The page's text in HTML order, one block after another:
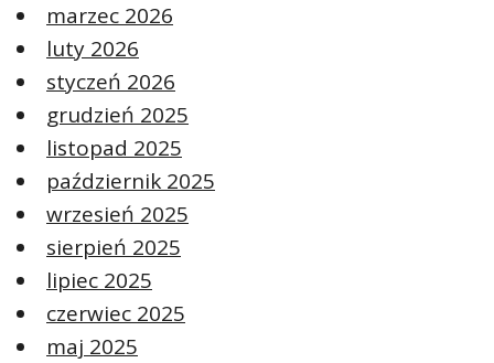
marzec 2026
luty 2026
styczeń 2026
grudzień 2025
listopad 2025
październik 2025
wrzesień 2025
sierpień 2025
lipiec 2025
czerwiec 2025
maj 2025